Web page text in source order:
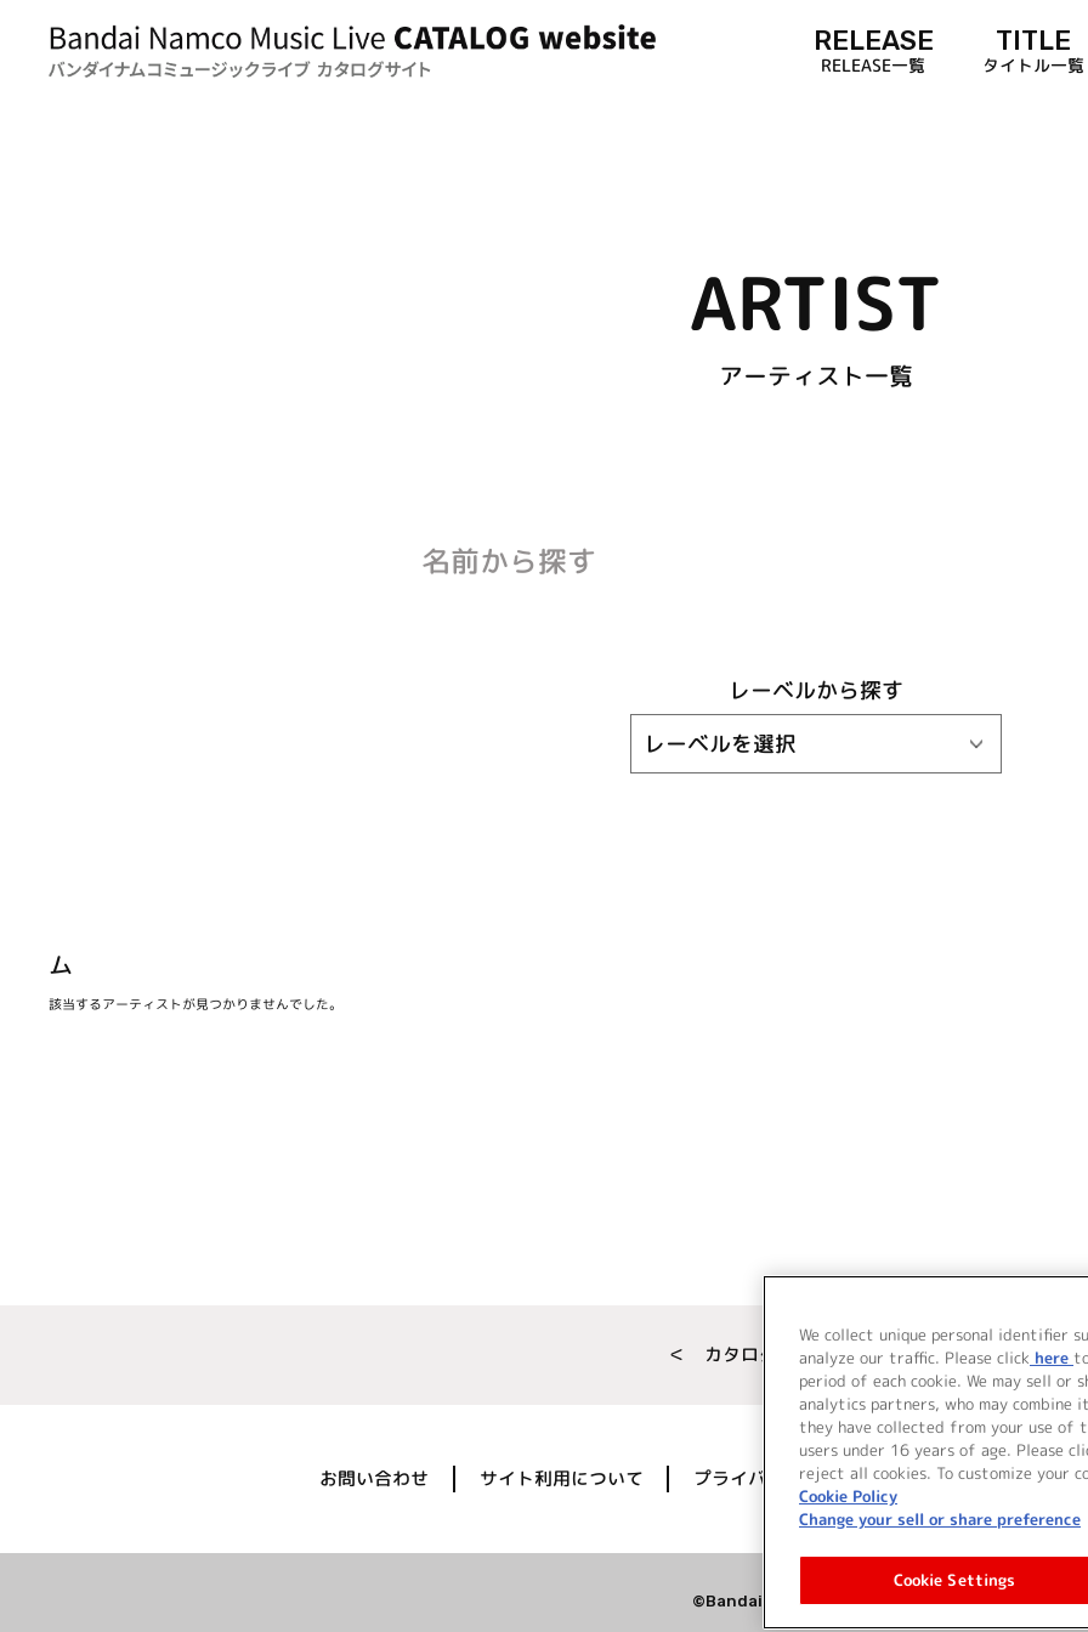
RELEASE
RELEASE一覧
TITLE
タイトル一覧
ARTIST
アーティスト一覧
名前から探す
レーベルから探す
ム
該当するアーティストが見つかりませんでした。
＜ カタログサイト トップページへ
お問い合わせ サイト利用について プライバシーポリシー 著作権／肖像権に
©Bandai Namco Music Live Inc.
We collect unique personal identifier
analyze our traffic. Please click here
period of each cookie. We may sell
analytics partners, who may
they have collected from your use of
users under 16 years of age. Please
reject all cookies. To customize your
Cookie Policy
Change your sell or share preference
Cookie Settings